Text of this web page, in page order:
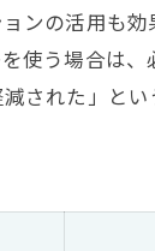
ンの活用も
使う場合は
された」とい